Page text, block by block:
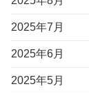
2025年7月
2025年6月
2025年5月